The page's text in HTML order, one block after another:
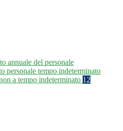
annuale del personale
personale tempo indeterminato
a tempo indeterminato 12